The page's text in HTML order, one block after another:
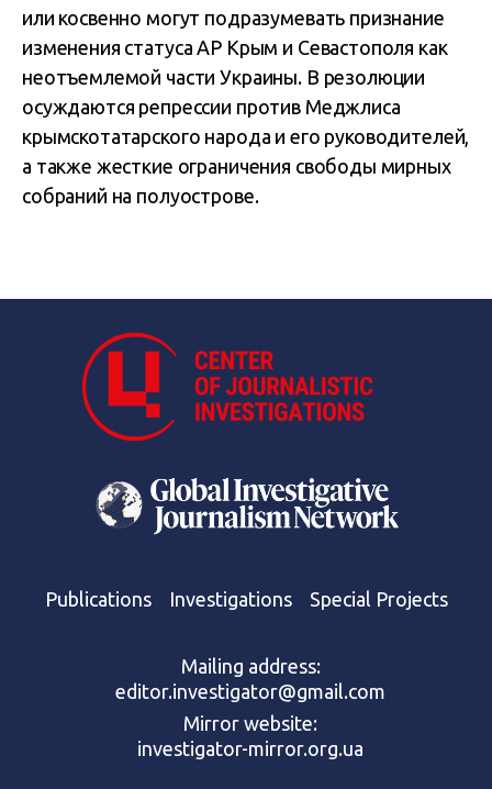
или косвенно могут подразумевать признание
изменения статуса АР Крым и Севастополя как
неотъемлемой части Украины. В резолюции
осуждаются репрессии против Меджлиса
крымскотатарского народа и его руководителей,
а также жесткие ограничения свободы мирных
собраний на полуострове.
Publications Investigations Special Projects
Mailing address:
editor.investigator@gmail.com
Mirror website:
investigator-mirror.org.ua